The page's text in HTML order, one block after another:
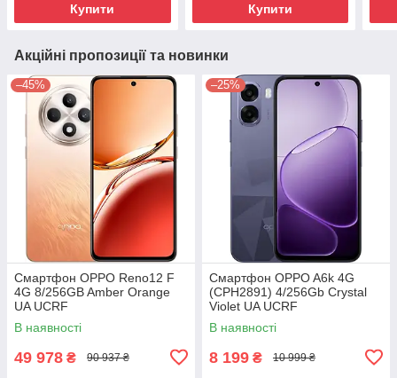
Купити Купити
Акційні пропозиції та новинки
–45%
Смартфон OPPO Reno12 F
4G 8/256GB Amber Orange
UA UCRF
В наявності
49 978 ₴ 90 937 ₴
–25%
Смартфон OPPO A6k 4G
(CPH2891) 4/256Gb Crystal
Violet UA UCRF
В наявності
8 199 ₴ 10 999 ₴